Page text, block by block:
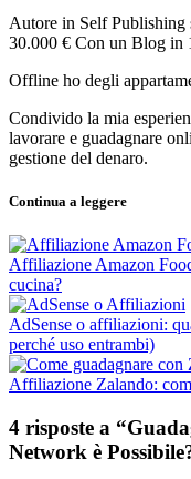
Autore in Self
30.000 € Con un Blog in
Offline ho degli
Condivido la mia
lavorare e guadagnare
gestione del denaro.
Continua a leggere
Affiliazione Amazon
cucina?
AdSense o affiliazioni:
perché uso entrambi)
Affiliazione Zalando:
4 risposte a
Network è